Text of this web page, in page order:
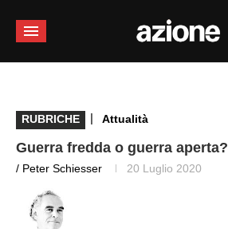
RUBRICHE | Attualità
Guerra fredda o guerra aperta?
/ Peter Schiesser 20 Luglio 2020